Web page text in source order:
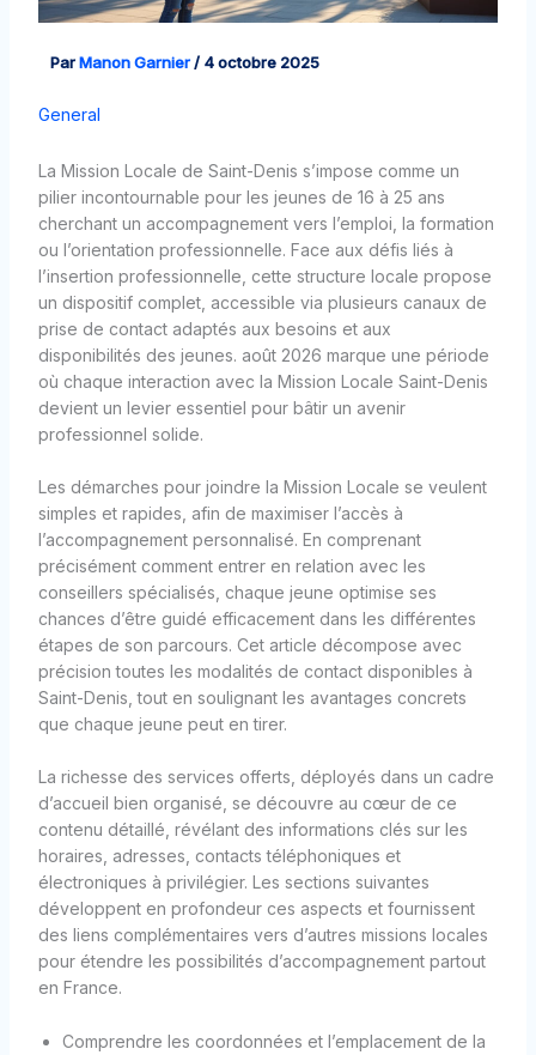
ParManon Garnier/ 4 octobre 2025
General
La Mission Locale de Saint-Denis s’impose comme un
pilier incontournable pour les jeunes de 16 à 25 ans
cherchant un accompagnement vers l’emploi, la formation
ou l’orientation professionnelle. Face aux défis liés à
l’insertion professionnelle, cette structure locale propose
un dispositif complet, accessible via plusieurs canaux de
prise de contact adaptés aux besoins et aux
disponibilités des jeunes. août 2026 marque une période
où chaque interaction avec la Mission Locale Saint-Denis
devient un levier essentiel pour bâtir un avenir
professionnel solide.
Les démarches pour joindre la Mission Locale se veulent
simples et rapides, afin de maximiser l’accès à
l’accompagnement personnalisé. En comprenant
précisément comment entrer en relation avec les
conseillers spécialisés, chaque jeune optimise ses
chances d’être guidé efficacement dans les différentes
étapes de son parcours. Cet article décompose avec
précision toutes les modalités de contact disponibles à
Saint-Denis, tout en soulignant les avantages concrets
que chaque jeune peut en tirer.
La richesse des services offerts, déployés dans un cadre
d’accueil bien organisé, se découvre au cœur de ce
contenu détaillé, révélant des informations clés sur les
horaires, adresses, contacts téléphoniques et
électroniques à privilégier. Les sections suivantes
développent en profondeur ces aspects et fournissent
des liens complémentaires vers d’autres missions locales
pour étendre les possibilités d’accompagnement partout
en France.
Comprendre les coordonnées et l’emplacement de la